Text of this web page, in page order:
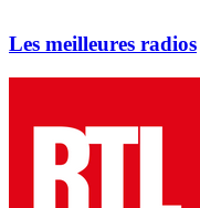
Les meilleures radios